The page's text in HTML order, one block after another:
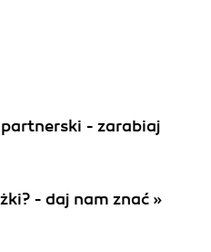
- zarabiaj
- daj nam znać »